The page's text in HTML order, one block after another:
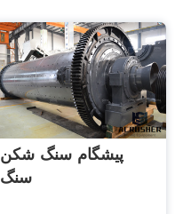
پیشگام سنگ شکن
سنگ